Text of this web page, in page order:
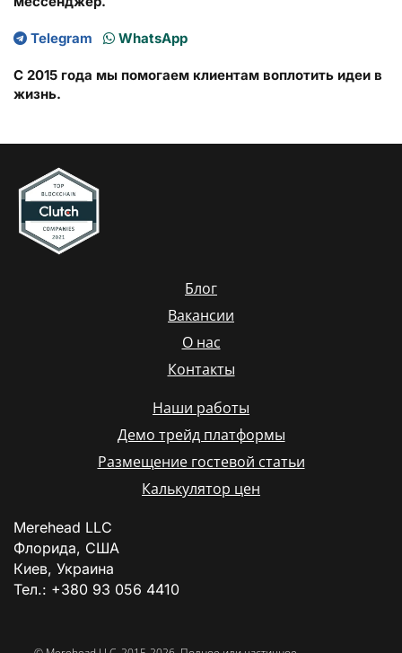
Telegram WhatsApp
С 2015 года мы помогаем клиентам воплотить идеи в
жизнь.
Блог
Вакансии
О нас
Контакты
Наши работы
Демо трейд платформы
Размещение гостевой статьи
Калькулятор цен
Merehead LLC
Флорида, США
Киев, Украина
Тел.: +380 93 056 4410